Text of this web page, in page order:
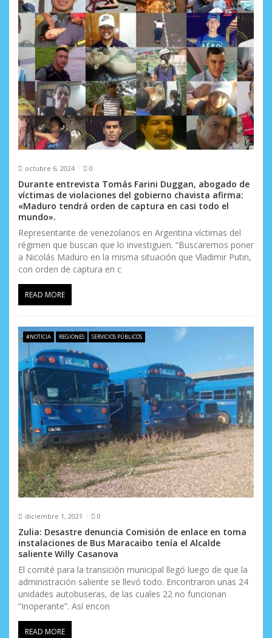
e
e
n
t
r
a
d
a
s
octubre 6, 2024 0
Durante entrevista Tomás Farini Duggan, abogado de
víctimas de violaciones del gobierno chavista afirma:
«Maduro tendrá orden de captura en casi todo el
mundo».
Representante de venezolanos en Argentina víctimas del
régimen que buscan que lo investiguen. “Buscaremos poner
a Nicolás Maduro en la misma situación que Vladimir Putin,
con orden de captura en c
READ MORE
#NOTICIA REGIONES SERVICIOS PÚBLICOS
diciembre 1, 2021 0
Zulia: Desastre denuncia Comisión de enlace en toma
instalaciones de Bus Maracaibo tenía el Alcalde
saliente Willy Casanova
El comité para la transición municipal llegó luego de que la
administración saliente se llevó todo. Encontraron unas 24
unidades autobuseras, de las cuales 22 no funcionan
“Inoperante”. Así encon
READ MORE